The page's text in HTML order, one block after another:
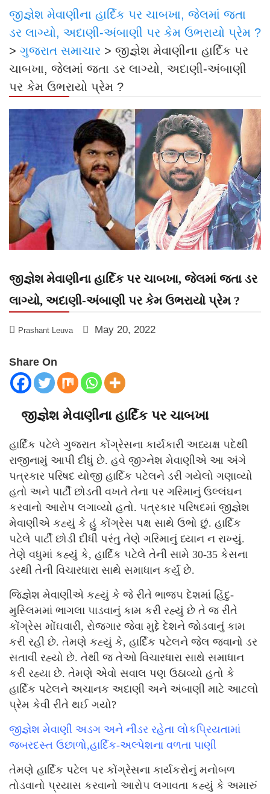
જીજ્ઞેશ મેવાણીના હાર્દિક પર ચાબખા, જેલમાં જતા
ડર લાગ્યો, અદાણી-અંબાણી પર કેમ ઉભરાયો પ્રેમ ?
> ગુજરાત સમાચાર > જીજ્ઞેશ મેવાણીના હાર્દિક પર
ચાબખા, જેલમાં જતા ડર લાગ્યો, અદાણી-અંબાણી
પર કેમ ઉભરાયો પ્રેમ ?
જીજ્ઞેશ મેવાણીના હાર્દિક પર ચાબખા, જેલમાં જતા ડર
લાગ્યો, અદાણી-અંબાણી પર કેમ ઉભરાયો પ્રેમ ?
Prashant Leuva May 20, 2022
Share On
જીજ્ઞેશ મેવાણીના હાર્દિક પર ચાબખા
હાર્દિક પટેલે ગુજરાત કોંગ્રેસના કાર્યકારી અધ્યક્ષ પદેથી
રાજીનામું આપી દીધું છે. હવે જીગ્નેશ મેવાણીએ આ અંગે
પત્રકાર પરિષદ યોજી હાર્દિક પટેલને ડરી ગયેલો ગણાવ્યો
હતો અને પાર્ટી છોડતી વખતે તેના પર ગરિમાનું ઉલ્લંઘન
કરવાનો આરોપ લગાવ્યો હતો. પત્રકાર પરિષદમાં જીજ્ઞેશ
મેવાણીએ કહ્યું કે હું કોંગ્રેસ પક્ષ સાથે ઉભો છું. હાર્દિક
પટેલે પાર્ટી છોડી દીધી પરંતુ તેણે ગરિમાનું ધ્યાન ન રાખ્યું.
તેણે વધુમાં કહ્યું કે, હાર્દિક પટેલે તેની સામે 30-35 કેસના
ડરથી તેની વિચારધારા સાથે સમાધાન કર્યું છે.
જિજ્ઞેશ મેવાણીએ કહ્યું કે જે રીતે ભાજપ દેશમાં હિંદુ-
મુસ્લિમમાં ભાગલા પાડવાનું કામ કરી રહ્યું છે તે જ રીતે
કોંગ્રેસ મોંઘવારી, રોજગાર જેવા મુદ્દે દેશને જોડવાનું કામ
કરી રહી છે. તેમણે કહ્યું કે, હાર્દિક પટેલને જેલ જવાનો ડર
સતાવી રહ્યો છે. તેથી જ તેઓ વિચારધારા સાથે સમાધાન
કરી રહ્યા છે. તેમણે એવો સવાલ પણ ઉઠાવ્યો હતો કે
હાર્દિક પટેલને અચાનક અદાણી અને અંબાણી માટે આટલો
પ્રેમ કેવી રીતે થઈ ગયો?
જીજ્ઞેશ મેવાણી અડગ અને નીડર રહેતા લોકપ્રિયતામાં
જબરદસ્ત ઉછાળો,હાર્દિક-અલ્પેશના વળતા પાણી
તેમણે હાર્દિક પટેલ પર કોંગ્રેસના કાર્યકરોનું મનોબળ
તોડવાનો પ્રયાસ કરવાનો આરોપ લગાવતા કહ્યું કે અમારું